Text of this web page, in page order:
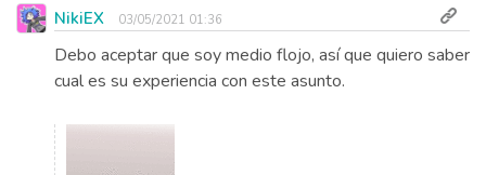
NikiEX 03/05/2021 01:36
Debo aceptar que soy medio flojo, así que quiero saber
cual es su experiencia con este asunto.